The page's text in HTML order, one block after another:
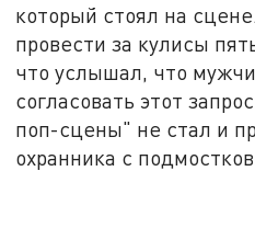
который стоял на
провести за кулисы
что услышал, что
согласовать этот
поп-сцены" не стал и
охранника с